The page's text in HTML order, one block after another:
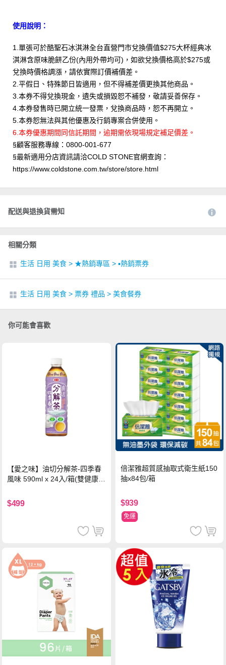
使用說明：
1.單張可於酷聖石冰淇淋全台直營門市兌換價值$275大杯經典冰
淇淋含原味脆餅乙份(內用外帶均可)，如欲兌換價格高於$275或
兌換時價格調漲，請依實際訂價補價差。
2.平假日、特殊節日皆適用，但不得補差價更換其他商品。
3.本券不得兌換現金，遺失或損毀恕不補發，敬請妥善保存。
4.本券發售時已開立統一發票，兌換商品時，恕不再開立。
5.本券恕無法與其他優惠及行銷專案合併使用。
6.本券優惠期間同信託期間，逾期需依現場規定補足價差。
§顧客服務專線：0800-001-677
§最新適用分店資訊請洽COLD STONE官網查詢：
https://www.coldstone.com.tw/store/store.html
配送與退換貨需知
相關分類
生活 日用 美食 > ★熱銷專區 > ▪︎熱銷票券
生活 日用 美食 > 票券 禮品 > 美食餐券
你可能會喜歡
【愛之味】油切分解茶-四季春
風味 590ml x 24入/箱(雙健康認
$499
倍潔雅超質感抽取式衛生紙150
抽x84包/箱
$939
免運